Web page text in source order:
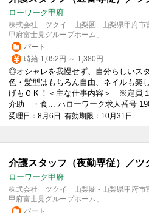
ローワーク甲府
株式会社 ツクイ 山梨圏 - 山梨県甲府市
甲府富士見グループホーム」
パート
時給 1,052円 ～ 1,380円
◎オシャレを我慢せず、自分らしいス
色・髪型はもちろん自由、ネイルも楽
げもＯＫ！＜主な仕事内容＞ ※定員
介助 ・食... ハローワーク求人番号
受理日：8月6日 有効期限：10月31日
介護スタッフ（夜勤専従）／ツ
ローワーク甲府
株式会社 ツクイ 山梨圏 - 山梨県甲府市
甲府富士見グループホーム」
パート